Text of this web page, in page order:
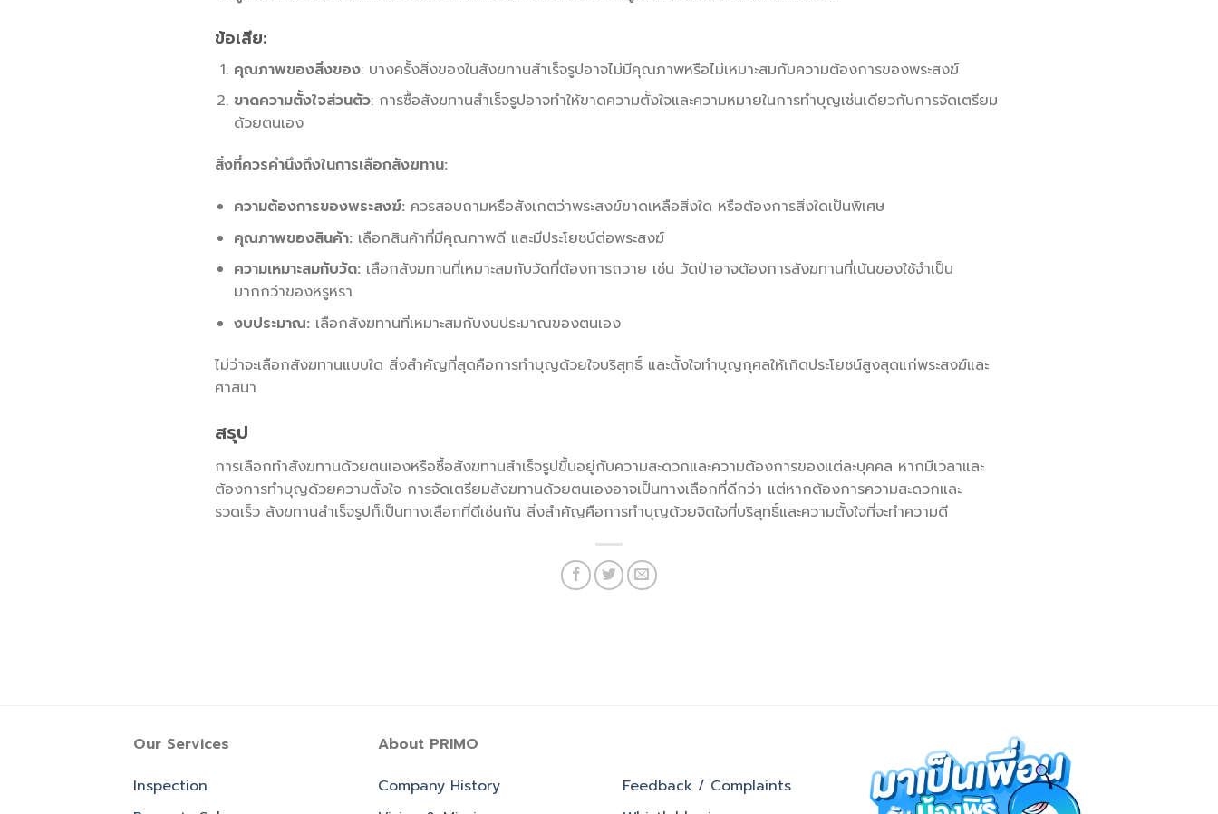
ข้อเสีย:
คุณภาพของสิ่งของ: บางครั้งสิ่งของในสังฆทานสำเร็จรูปอาจไม่มีคุณภาพหรือไม่เหมาะสมกับความต้องการของพระสงฆ์
ขาดความตั้งใจส่วนตัว: การซื้อสังฆทานสำเร็จรูปอาจทำให้ขาดความตั้งใจและความหมายในการทำบุญเช่นเดียวกับการจัดเตรียม
ด้วยตนเอง
สิ่งที่ควรคำนึงถึงในการเลือกสังฆทาน:
ความต้องการของพระสงฆ์:ควรสอบถามหรือสังเกตว่าพระสงฆ์ขาดเหลือสิ่งใด หรือต้องการสิ่งใดเป็นพิเศษ
คุณภาพของสินค้า:เลือกสินค้าที่มีคุณภาพดี และมีประโยชน์ต่อพระสงฆ์
ความเหมาะสมกับวัด:เลือกสังฆทานที่เหมาะสมกับวัดที่ต้องการถวาย เช่น วัดป่าอาจต้องการสังฆทานที่เน้นของใช้จำเป็น
มากกว่าของหรูหรา
งบประมาณ:เลือกสังฆทานที่เหมาะสมกับงบประมาณของตนเอง
ไม่ว่าจะเลือกสังฆทานแบบใด สิ่งสำคัญที่สุดคือการทำบุญด้วยใจบริสุทธิ์ และตั้งใจทำบุญกุศลให้เกิดประโยชน์สูงสุดแก่พระสงฆ์และ
ศาสนา
สรุป
การเลือกทำสังฆทานด้วยตนเองหรือซื้อสังฆทานสำเร็จรูปขึ้นอยู่กับความสะดวกและความต้องการของแต่ละบุคคล หากมีเวลาและ
ต้องการทำบุญด้วยความตั้งใจ การจัดเตรียมสังฆทานด้วยตนเองอาจเป็นทางเลือกที่ดีกว่า แต่หากต้องการความสะดวกและ
รวดเร็ว สังฆทานสำเร็จรูปก็เป็นทางเลือกที่ดีเช่นกัน สิ่งสำคัญคือการทำบุญด้วยจิตใจที่บริสุทธิ์และความตั้งใจที่จะทำความดี
Our Services
Inspection
About PRIMO
Company History
Feedback / Complaints